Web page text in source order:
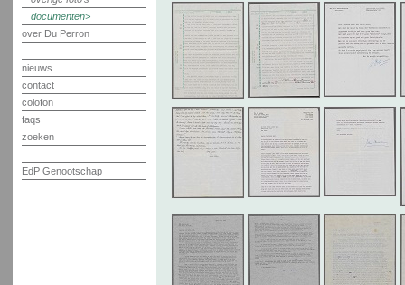
documenten
over Du Perron
nieuws
contact
colofon
faqs
zoeken
EdP Genootschap